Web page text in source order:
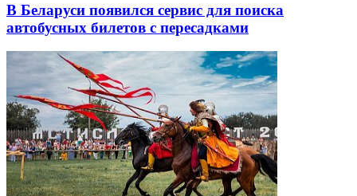
В Беларуси появился сервис для поиска
автобусных билетов с пересадками